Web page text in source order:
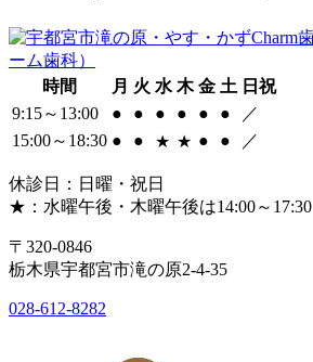
時間 月 火 水 木 金 土 日祝
9:15～13:00
● ● ● ● ● ●
／
15:00～18:30 ● ● ★ ★ ● ● ／
休診日：日曜・祝日
★：水曜午後・木曜午後は14:00～17:30
〒320-0846
栃木県宇都宮市滝の原2-4-35
028-612-8282